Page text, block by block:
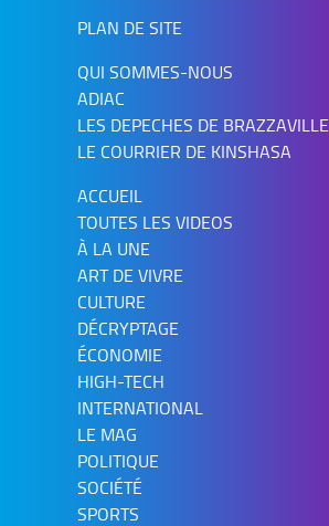
PLAN DE SITE
QUI SOMMES-NOUS
ADIAC
LES DEPECHES DE BRAZZAVILLE
LE COURRIER DE KINSHASA
ACCUEIL
TOUTES LES VIDEOS
À LA UNE
ART DE VIVRE
CULTURE
DÉCRYPTAGE
ÉCONOMIE
HIGH-TECH
INTERNATIONAL
LE MAG
POLITIQUE
SOCIÉTÉ
SPORTS